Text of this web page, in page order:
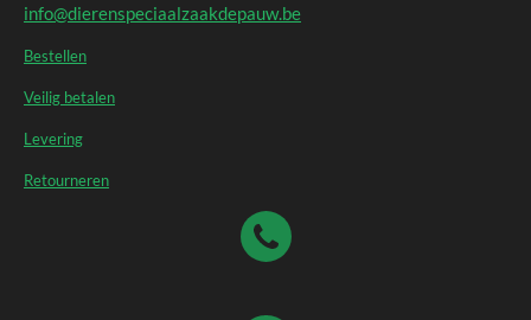
info@dierenspeciaalzaakdepauw.be
Bestellen
Veilig betalen
Levering
Retourneren